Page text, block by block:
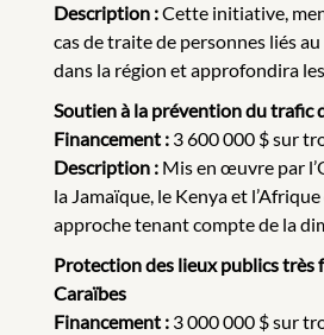
Description :Cette initiative,
cas de traite de personnes liés
dans la région et approfondira
Soutien à la prévention du trafic
Financement : 3 600 000 $ sur
Description : Mis en œuvre par
la Jamaïque, le Kenya et
approche tenant compte de la
Protection des lieux publics très
Caraïbes
Financement : 3 000 000 $ sur